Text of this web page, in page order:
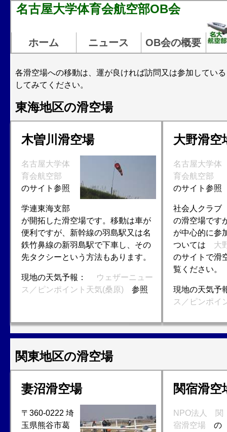
名古屋大学体育会航空部OB会
ホーム ニュース OB会の概要
各滑空場への移動は、運が良ければ訪問又は参加してい
してみてください。
東海地区の滑空場
木曽川滑空場
名古屋大学体
育会航空部
のサイト参照
学連東海支部
が開拓した滑空場です。移動は車が
便利ですが、新幹線の羽島駅又は名
鉄竹鼻線の新羽島駅で下車し、その
先タクシーという方法もあります。
現地の天気予報：
ウェザーニュー
ス／ピンポイント天気(桑原) 参照
大野滑空
名古屋大学体
育会航空部
のサイト参照
社会人クラブ
の滑空場です
が中心的に参
ついては 大
のサイトで滑
覧ください。
現地の天気
ス／ピンポイ
関東地区の滑空場
妻沼滑空場
〒360-0222 埼
玉県熊谷市葛
関宿滑空
NPO法人 関
宿滑空場 の